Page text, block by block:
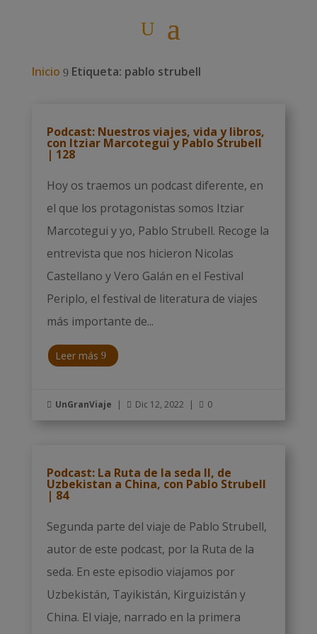
Inicio 9 Etiqueta: pablo strubell
Podcast: Nuestros viajes, vida y libros,
con Itziar Marcotegui y Pablo Strubell
| 128
Hoy os traemos un podcast diferente, en
el que los protagonistas somos Itziar
Marcotegui y yo, Pablo Strubell. Recoge la
entrevista que nos hicieron Nicolas
Castellano y Vero Galán en el Festival
Periplo, el festival de literatura de viajes
más importante de...
Leer más
 UnGranViaje |  Dic 12, 2022 |  0
Podcast: La Ruta de la seda II, de
Uzbekistan a China, con Pablo Strubell
| 84
Segunda parte del viaje de Pablo Strubell,
autor de este podcast, por la Ruta de la
seda. En este episodio viajamos por
Uzbekistán, Tayikistán, Kirguizistán y
China. El viaje, narrado en la primera